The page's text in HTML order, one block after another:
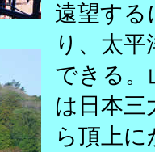
遠望する
り、太
できる。
は日本三
ら頂上